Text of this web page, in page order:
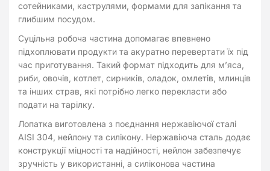
сотейниками, каструлями, формами для запікання та
глибшим посудом.
Суцільна робоча частина допомагає впевнено
підхоплювати продукти та акуратно перевертати їх під
час приготування. Такий формат підходить для м’яса,
риби, овочів, котлет, сирників, оладок, омлетів, млинців
та інших страв, які потрібно легко перекласти або
подати на тарілку.
Лопатка виготовлена з поєднання нержавіючої сталі
AISI 304, нейлону та силікону. Нержавіюча сталь додає
конструкції міцності та надійності, нейлон забезпечує
зручність у використанні, а силіконова частина